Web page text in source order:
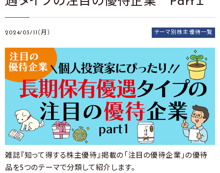
2024/03/11（月） テーマ別株主優待一覧
雑誌『知って得する株主優待』掲載の「注目の優待企業」の優待
品を5つのテーマで分類して紹介します。